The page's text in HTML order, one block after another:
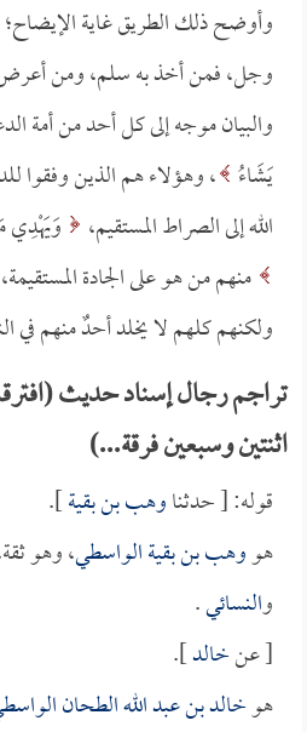
وأوضح ذلك الطريق غاية
وجل، فمن أخذ به سلم، ومن
والبيان موجه إلى كل أحد من أمة
يَشَاءُ ، وهؤلاء هم الذين وفقوا
الله إلى الصراط المستقيم،
وَيَهْدِي
منهم من هو على الجادة
ولكنهم كلهم لا يخلد أحدٌ منهم في
تراجم رجال إسناد حديث
اثنتين وسبعين فرقة...)
قوله: [ حدثناوهب بن بقية].
هووهب بن بقية الواسطي، وهو
والنسائي.
[ عنخالد].
هوخالد بن عبد الله الطحان